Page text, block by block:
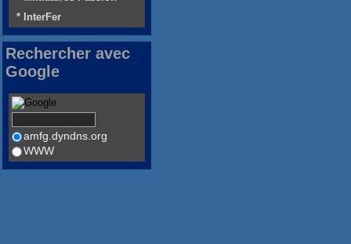
* InterFer
Rechercher avec
Google
amfg.dyndns.org
WWW